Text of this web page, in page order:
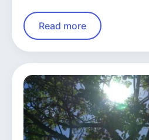
Read more